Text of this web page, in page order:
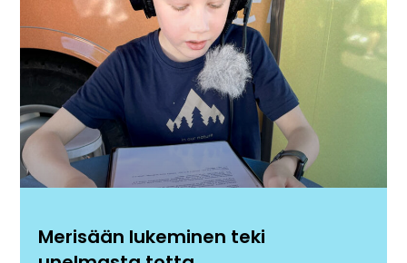
Merisään lukeminen teki